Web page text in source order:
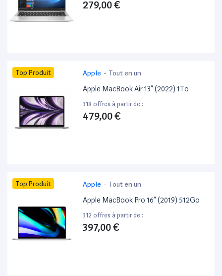
279,00 €
Top Produit Apple - Tout en un
Apple MacBook Air 13” (2022) 1To
318 offres à partir de :
479,00 €
Top Produit Apple - Tout en un
Apple MacBook Pro 16” (2019) 512Go
312 offres à partir de :
397,00 €